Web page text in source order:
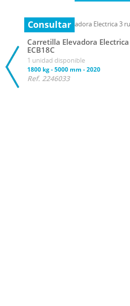
Consultar
Carretilla Elevadora
ECB18C
1 unidad disponible
1800 kg-5000 mm -2020
Ref. 2246033